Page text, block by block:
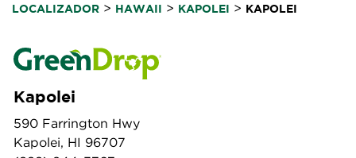
LOCALIZADOR > HAWAII > KAPOLEI > KAPOLEI
Kapolei
590 Farrington Hwy
Kapolei, HI 96707